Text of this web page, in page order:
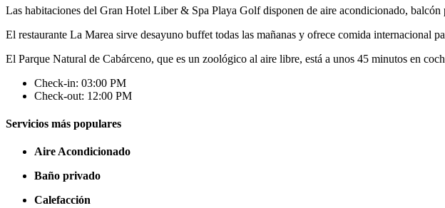
Las habitaciones del Gran Hotel Liber & Spa Playa Golf disponen de aire acondicionado,
El restaurante La Marea sirve desayuno buffet todas las mañanas y ofrece comida internacional
El Parque Natural de Cabárceno, que es un zoológico al aire libre, está a unos 45 minutos en
Check-in: 03:00 PM
Check-out: 12:00 PM
Servicios más populares
Aire Acondicionado
Baño privado
Calefacción